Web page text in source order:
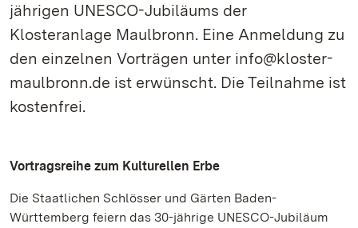
jährigen UNESCO-Jubiläums der
Klosteranlage Maulbronn. Eine Anmeldung zu
den einzelnen Vorträgen unter info@kloster-
maulbronn.de ist erwünscht. Die Teilnahme ist
kostenfrei.
Vortragsreihe zum Kulturellen Erbe
Die Staatlichen Schlösser und Gärten Baden-
Württemberg feiern das 30-jährige UNESCO-Jubiläum